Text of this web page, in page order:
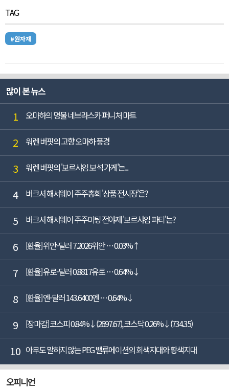
TAG
#원자재
많이 본 뉴스
1 오마하의 명물 네브라스카 퍼니처 마트
2 워렌 버핏의 고향 오마하 풍경
3 워렌 버핏의 '보르샤임 보석 가게'는...
4 버크셔 해서웨이 주주총회 '상품 전시장'은?
5 버크셔 해서웨이 주주미팅 전야제 '보르샤임 파티'는?
6 [환율] 위안-달러 7.2026위안 … 0.03%↑
7 [환율] 유로-달러 0.8817유로 … 0.64%↓
8 [환율] 엔-달러 143.6400엔 … 0.64%↓
9 [장마감] 코스피 0.84%↓(2697.67), 코스닥 0.26%↓(734.35)
10 아무도 말하지 않는 PEG 밸류에이션의 회색지대와 황색지대
오피니언